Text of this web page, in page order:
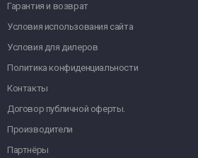
Гарантия и возврат
Условия использования сайта
Условия для дилеров
Политика конфиденциальности
Контакты
Договор публичной оферты.
Производители
Партнёры